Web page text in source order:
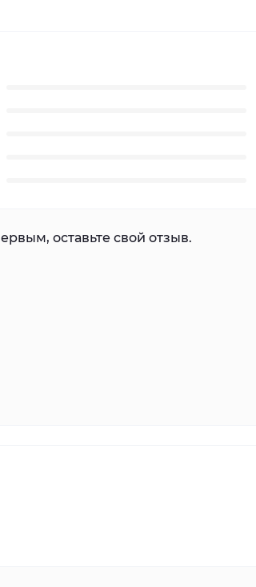
оставьте свой отзыв.